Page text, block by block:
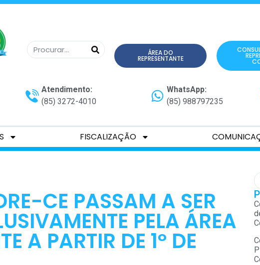
ÁREA DO
REPRESENTANTE
Atendimento:
(85) 3272-4010
WhatsApp:
(85) 988797235
FISCALIZAÇÃO
CE PASSAM A SER
PELA ÁREA
A PARTIR DE 1º DE